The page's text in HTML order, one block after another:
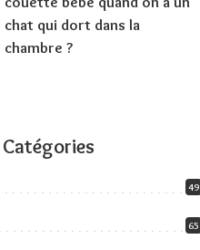
chat qui dort dans la
chambre ?
Catégories
49
65